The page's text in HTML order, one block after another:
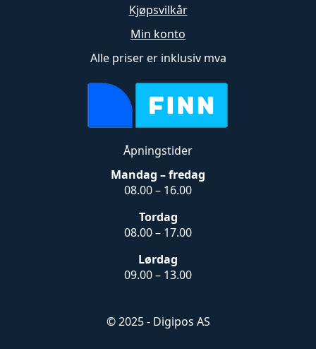
Kjøpsvilkår
Min konto
Alle priser er inklusiv mva
Åpningstider
Mandag – fredag
08.00 – 16.00
Tordag
08.00 – 17.00
Lørdag
09.00 – 13.00
© 2025 - Digipos AS